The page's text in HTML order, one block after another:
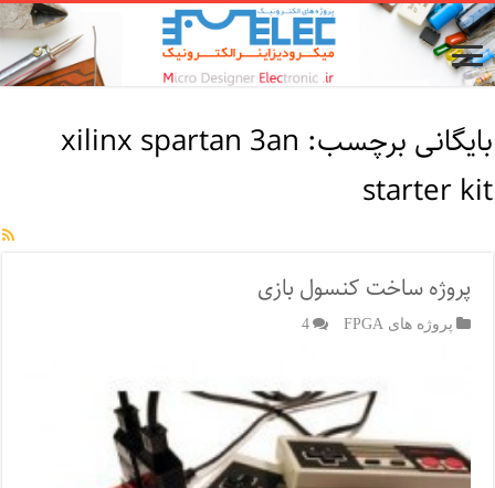
بایگانی برچسب: xilinx spartan 3an
starter kit
پروژه ساخت کنسول بازی
پروژه های FPGA 4